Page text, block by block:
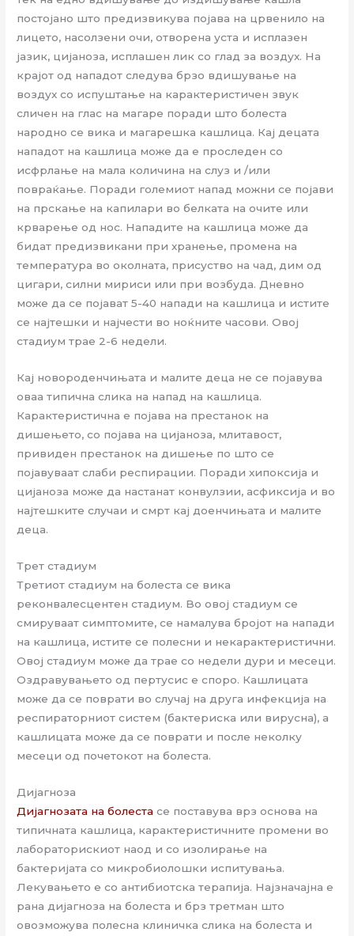
постојано што предизвикува појава на црвенило на
лицето, насолзени очи, отворена уста и исплазен
јазик, цијаноза, исплашен лик со глад за воздух. На
крајот од нападот следува брзо вдишување на
воздух со испуштање на карактеристичен звук
сличен на глас на магаре поради што болеста
народно се вика и магарешка кашлица. Кај децата
нападот на кашлица може да е проследен со
исфрлање на мала количина на слуз и /или
повраќање. Поради големиот напад можни се појави
на прскање на капилари во белката на очите или
крварење од нос. Нападите на кашлица може да
бидат предизвикани при хранење, промена на
температура во околната, присуство на чад, дим од
цигари, силни мириси или при возбуда. Дневно
може да се појават 5-40 напади на кашлица и истите
се најтешки и најчести во ноќните часови. Овој
стадиум трае 2-6 недели.
Кај новороденчињата и малите деца не се појавува
оваа типична слика на напад на кашлица.
Карактеристична е појава на престанок на
дишењето, со појава на цијаноза, млитавост,
привиден престанок на дишење по што се
појавуваат слаби респирации. Поради хипоксија и
цијаноза може да настанат конвулзии, асфиксија и во
најтешките случаи и смрт кај доенчињата и малите
деца.
Трет стадиум
Третиот стадиум на болеста се вика
реконвалесцентен стадиум. Во овој стадиум се
смируваат симптомите, се намалува бројот на напади
на кашлица, истите се полесни и некарактеристични.
Овој стадиум може да трае со недели дури и месеци.
Оздравувањето од пертусис е споро. Кашлицата
може да се поврати во случај на друга инфекција на
респираторниот систем (бактериска или вирусна), а
кашлицата може да се поврати и после неколку
месеци од почетокот на болеста.
Дијагноза
Дијагнозата на болеста се поставува врз основа на
типичната кашлица, карактеристичните промени во
лабораторискиот наод и со изолирање на
бактеријата со микробиолошки испитувања.
Лекувањето е со антибиотска терапија. Најзначајна е
рана дијагноза на болеста и брз третман што
овозможува полесна клиничка слика на болеста и